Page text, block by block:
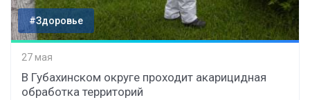
#Здоровье
27 мая
В Губахинском округе проходит акарицидная
обработка территорий